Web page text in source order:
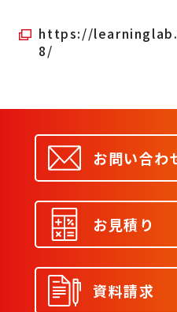
https://
8/
お問い合わ
お見積り
資料請求